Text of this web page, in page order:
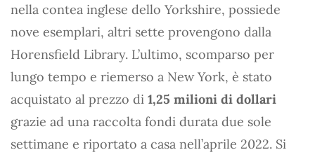
nella contea inglese dello Yorkshire, possiede
nove esemplari, altri sette provengono dalla
Horensfield Library. L’ultimo, scomparso per
lungo tempo e riemerso a New York, è stato
acquistato al prezzo di 1,25 milioni di dollari
grazie ad una raccolta fondi durata due sole
settimane e riportato a casa nell’aprile 2022. Si